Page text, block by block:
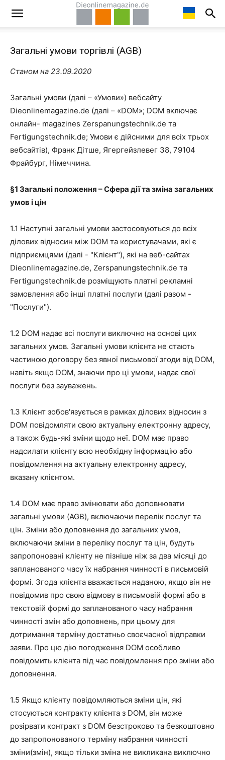
Загальні умови торгівлі (AGB)
Станом на 23.09.2020
Загальні умови (далі – «Умови») вебсайту
Dieonlinemagazine.de (далі – «DOM»; DOM включає
онлайн- magazines Zerspanungstechnik.de та
Fertigungstechnik.de; Умови є дійсними для всіх трьох
вебсайтів), Франк Дітше, Ягергейзлевег 38, 79104
Фрайбург, Німеччина.
§1 Загальні положення – Сфера дії та зміна загальних
умов і цін
1.1 Наступні загальні умови застосовуються до всіх
ділових відносин між DOM та користувачами, які є
підприємцями (далі - "Клієнт"), які на веб-сайтах
Dieonlinemagazine.de, Zerspanungstechnik.de та
Fertigungstechnik.de розміщують платні рекламні
замовлення або інші платні послуги (далі разом -
"Послуги").
1.2 DOM надає всі послуги виключно на основі цих
загальних умов. Загальні умови клієнта не стають
частиною договору без явної письмової згоди від DOM,
навіть якщо DOM, знаючи про ці умови, надає свої
послуги без зауважень.
1.3 Клієнт зобов'язується в рамках ділових відносин з
DOM повідомляти свою актуальну електронну адресу,
а також будь-які зміни щодо неї. DOM має право
надсилати клієнту всю необхідну інформацію або
повідомлення на актуальну електронну адресу,
вказану клієнтом.
1.4 DOM має право змінювати або доповнювати
загальні умови (AGB), включаючи перелік послуг та
цін. Зміни або доповнення до загальних умов,
включаючи зміни в переліку послуг та цін, будуть
запропоновані клієнту не пізніше ніж за два місяці до
запланованого часу їх набрання чинності в письмовій
формі. Згода клієнта вважається наданою, якщо він не
повідомив про свою відмову в письмовій формі або в
текстовій формі до запланованого часу набрання
чинності змін або доповнень, при цьому для
дотримання терміну достатньо своєчасної відправки
заяви. Про цю дію погодження DOM особливо
повідомить клієнта під час повідомлення про зміни або
доповнення.
1.5 Якщо клієнту повідомляються зміни цін, які
стосуються контракту клієнта з DOM, він може
розірвати контракт з DOM безстроково та безкоштовно
до запропонованого терміну набрання чинності
зміни(змін), якщо тільки зміна не викликана виключно